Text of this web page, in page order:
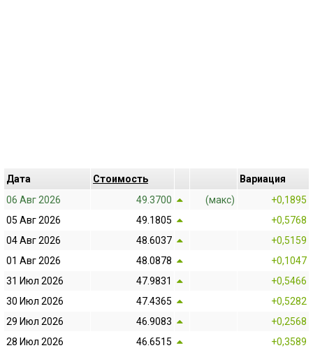
Дата Cтоимость
Bариация
06 Авг 2026
49.3700 (макс)
+0,1895
05 Авг 2026
49.1805
+0,5768
04 Авг 2026
48.6037
+0,5159
01 Авг 2026
48.0878
+0,1047
31 Июл 2026
47.9831
+0,5466
30 Июл 2026
47.4365
+0,5282
29 Июл 2026
46.9083
+0,2568
28 Июл 2026
46.6515
+0,3589